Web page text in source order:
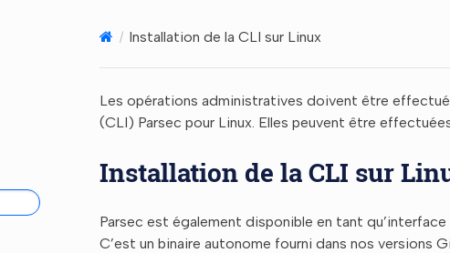
Installation de la CLI sur Linux
Les opérations administratives doivent être
(CLI) Parsec pour Linux. Elles peuvent être
Installation de la CLI sur
Parsec est également disponible en tant
C’est un binaire autonome fourni dans nos versions